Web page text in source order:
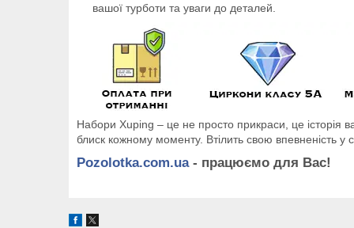
вашої турботи та уваги до деталей.
Набори Xuping – це не просто прикраси, це історія
блиск кожному моменту. Втілить свою впевненість у
Pozolotka.com.ua- працюємо для Вас!